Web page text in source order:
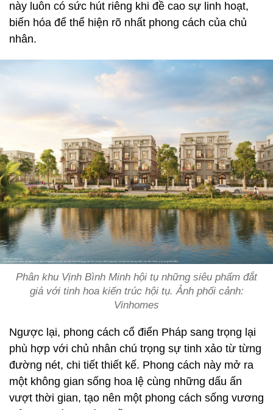
này luôn có sức hút riêng khi đề cao sự linh hoạt,
biến hóa để thể hiện rõ nhất phong cách của chủ
nhân.
Phân khu Vịnh Bình Minh hội tụ những siêu phẩm đắt
giá với tinh hoa kiến trúc hội tụ. Ảnh phối cảnh:
Vinhomes
Ngược lại, phong cách cổ điển Pháp sang trọng lại
phù hợp với chủ nhân chú trọng sự tinh xảo từ từng
đường nét, chi tiết thiết kế. Phong cách này mở ra
một không gian sống hoa lệ cùng những dấu ấn
vượt thời gian, tạo nên một phong cách sống vương